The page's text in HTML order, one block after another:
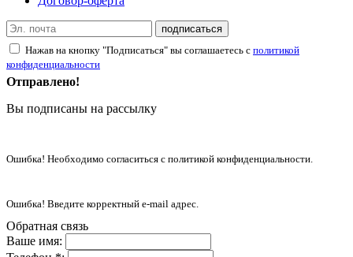
подписаться
Нажав на кнопку "Подписаться" вы соглашаетесь с политикой
конфиденциальности
Отправлено!
Вы подписаны на рассылку
Ошибка! Необходимо согласиться с политикой конфиденциальности.
Ошибка! Введите корректный e-mail адрес.
Обратная связь
Ваше имя: